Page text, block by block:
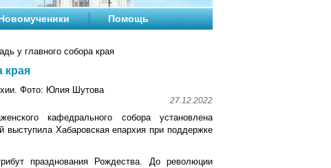
Помощь
у главного собора края
края
Фото: Юлия Шутова
27.12.2022
кафедрального собора установлена
выступила Хабаровская епархия при поддержке
празднования Рождества. До революции